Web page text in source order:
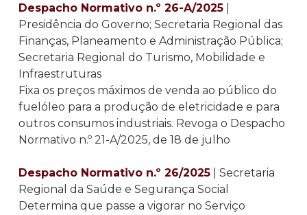
Despacho Normativo n.º 26-A/2025|
Presidência do Governo; Secretaria Regional das
Finanças, Planeamento e Administração Pública;
Secretaria Regional do Turismo, Mobilidade e
Infraestruturas
Fixa os preços máximos de venda ao público do
fuelóleo para a produção de eletricidade e para
outros consumos industriais. Revoga o Despacho
Normativo n.º 21-A/2025, de 18 de julho
Despacho Normativo n.º 26/2025| Secretaria
Regional da Saúde e Segurança Social
Determina que passe a vigorar no Serviço